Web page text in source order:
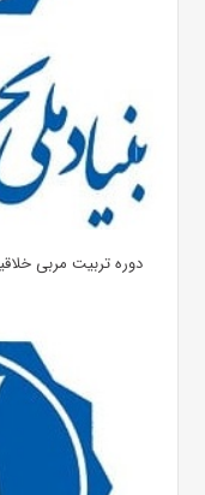
دوره تربیت مربی